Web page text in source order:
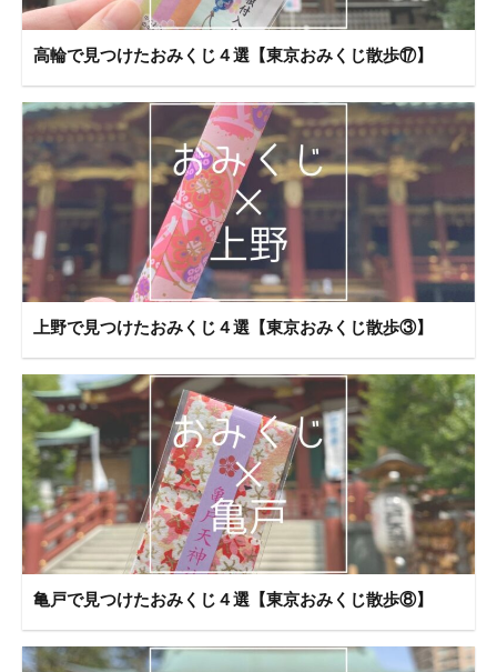
高輪で見つけたおみくじ４選【東京おみくじ散歩⑰】
上野で見つけたおみくじ４選【東京おみくじ散歩③】
亀戸で見つけたおみくじ４選【東京おみくじ散歩⑧】